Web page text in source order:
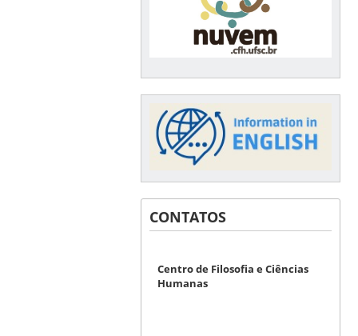
CONTATOS
Centro de Filosofia e Ciências
Humanas